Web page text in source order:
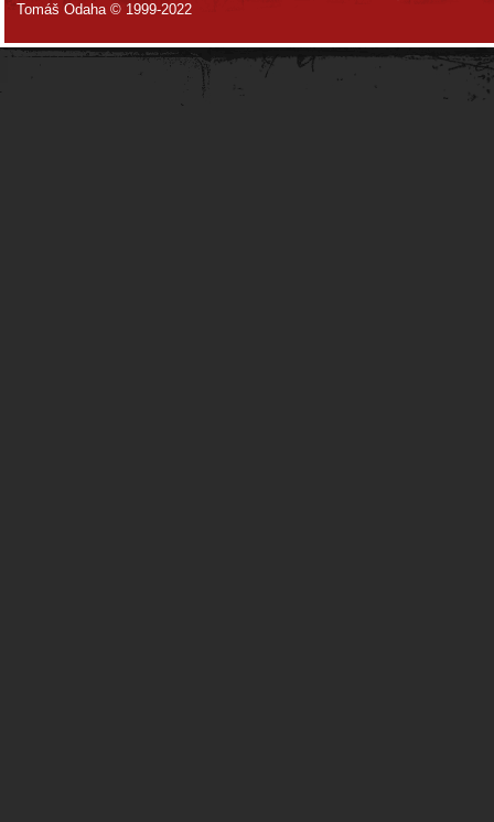
Tomáš Odaha © 1999-2022